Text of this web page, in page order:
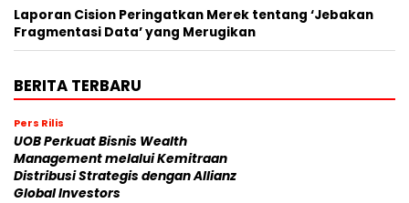
Laporan Cision Peringatkan Merek tentang ‘Jebakan
Fragmentasi Data’ yang Merugikan
BERITA TERBARU
Pers Rilis
UOB Perkuat Bisnis Wealth
Management melalui Kemitraan
Distribusi Strategis dengan Allianz
Global Investors